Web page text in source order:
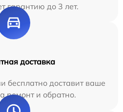
гарантию до 3 лет.
доставка
бесплатно доставит ваше
ремонт и обратно.